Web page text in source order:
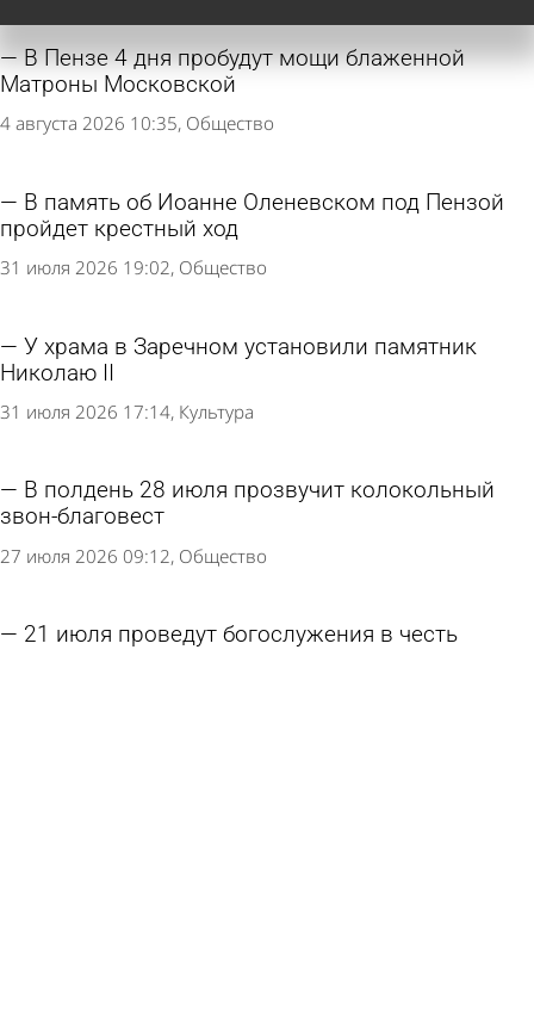
В Пензе 4 дня пробудут мощи блаженной
Матроны Московской
4 августа 2026 10:35 Общество
В память об Иоанне Оленевском под Пензой
пройдет крестный ход
31 июля 2026 19:02 Общество
У храма в Заречном установили памятник
Николаю II
31 июля 2026 17:14 Культура
В полдень 28 июля прозвучит колокольный
звон-благовест
27 июля 2026 09:12 Общество
21 июля проведут богослужения в честь